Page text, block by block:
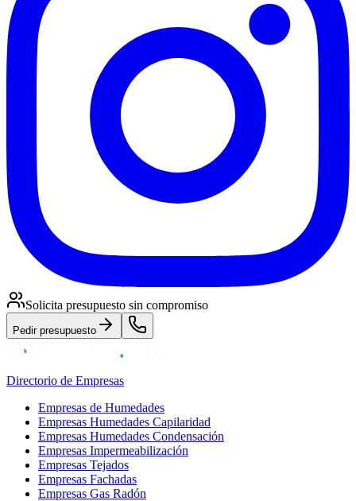
Solicita presupuesto sin compromiso
Pedir presupuesto
Directorio de Empresas
Empresas de Humedades
Empresas Humedades Capilaridad
Empresas Humedades Condensación
Empresas Impermeabilización
Empresas Tejados
Empresas Fachadas
Empresas Gas Radón